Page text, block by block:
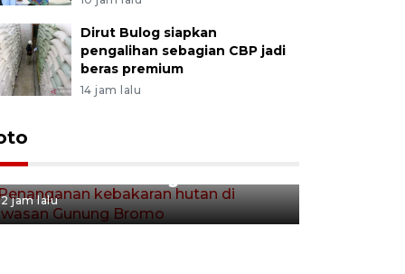
Dirut Bulog siapkan
pengalihan sebagian CBP jadi
beras premium
14 jam lalu
Penanganan kebakaran hutan
2 jam lalu